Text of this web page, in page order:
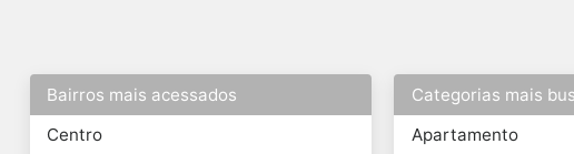
Bairros mais acessados
Centro
Categorias mais
Apartamento